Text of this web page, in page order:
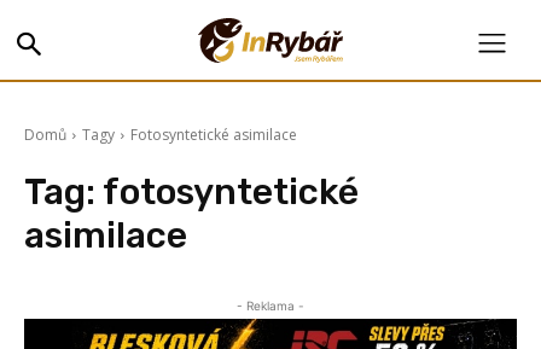
Domů Tagy Fotosyntetické asimilace
Tag: fotosyntetické
asimilace
- Reklama -